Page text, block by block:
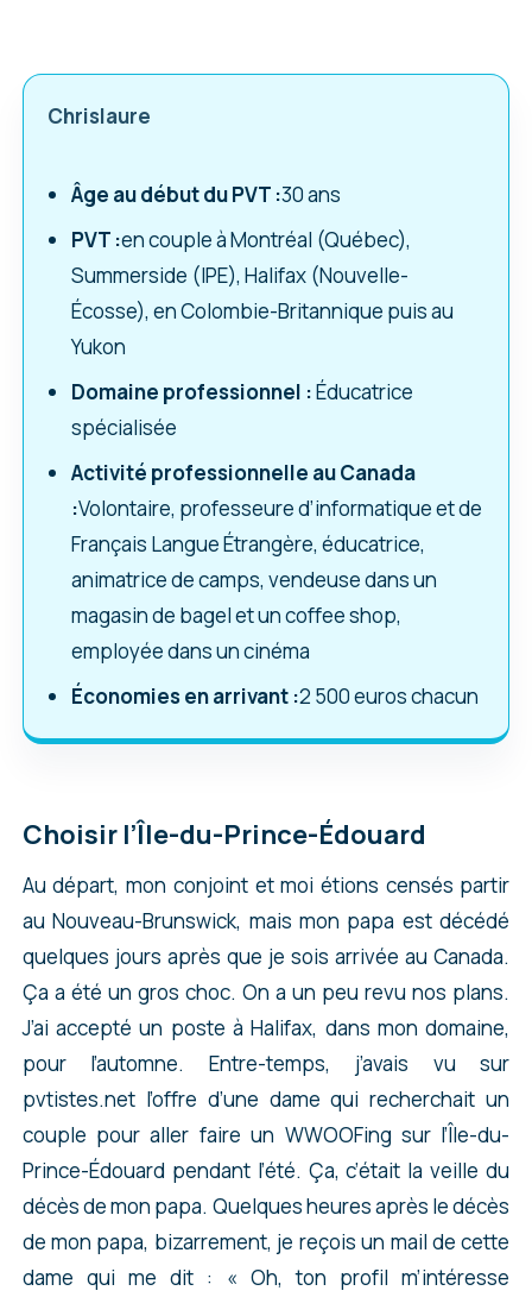
Chrislaure
Âge au début du PVT :30 ans
PVT :en couple à Montréal (Québec),
Summerside (IPE), Halifax (Nouvelle-
Écosse), en Colombie-Britannique puis au
Yukon
Domaine professionnel :Éducatrice
spécialisée
Activité professionnelle au Canada
:Volontaire, professeure d’informatique et de
Français Langue Étrangère, éducatrice,
animatrice de camps, vendeuse dans un
magasin de bagel et un coffee shop,
employée dans un cinéma
Économies en arrivant :2 500 euros chacun
Choisir l’Île-du-Prince-Édouard
Au départ, mon conjoint et moi étions censés partir
au Nouveau-Brunswick, mais mon papa est décédé
quelques jours après que je sois arrivée au Canada.
Ça a été un gros choc. On a un peu revu nos plans.
J’ai accepté un poste à Halifax, dans mon domaine,
pour l’automne. Entre-temps, j’avais vu sur
pvtistes.net l’offre d’une dame qui recherchait un
couple pour aller faire un WWOOFing sur l’Île-du-
Prince-Édouard pendant l’été. Ça, c’était la veille du
décès de mon papa. Quelques heures après le décès
de mon papa, bizarrement, je reçois un mail de cette
dame qui me dit : « Oh, ton profil m’intéresse